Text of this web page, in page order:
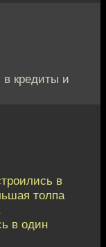
кредиты и
в
толпа
в один